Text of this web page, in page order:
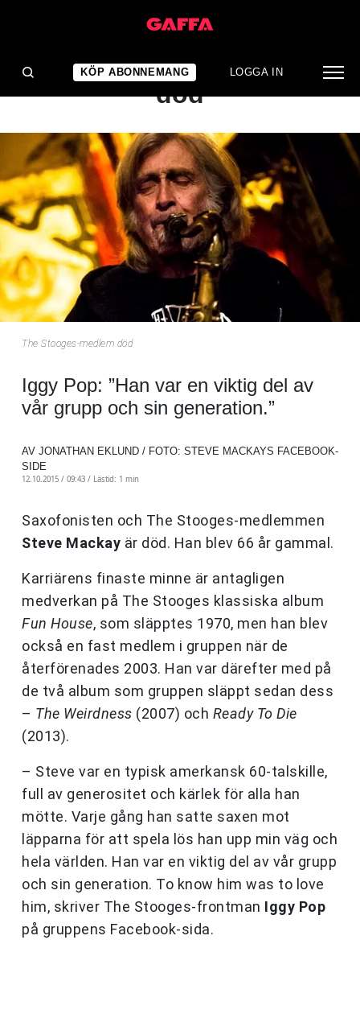
KÖP ABONNEMANG LOGGA IN
NYHET
The Stooges-medlem
död
The Stooges-medlem död
Iggy Pop: ”Han var en viktig del av
vår grupp och sin generation.”
AV JONATHAN EKLUND / FOTO: STEVE MACKAYS FACEBOOK-
SIDE
12.10.2015 / 09:43 / Lästid: 1 min
Saxofonisten och The Stooges-medlemmen
Steve Mackay är död. Han blev 66 år gammal.
Karriärens finaste minne är antagligen
medverkan på The Stooges klassiska album
Fun House, som släpptes 1970, men han blev
också en fast medlem i gruppen när de
återförenades 2003. Han var därefter med på
de två album som gruppen släppt sedan dess
– The Weirdness (2007) och Ready To Die
(2013).
– Steve var en typisk amerkansk 60-talskille,
full av generositet och kärlek för alla han
mötte. Varje gång han satte saxen mot
läpparna för att spela lös han upp min väg och
hela världen. Han var en viktig del av vår grupp
och sin generation. To know him was to love
him, skriver The Stooges-frontman Iggy Pop
på gruppens Facebook-sida.